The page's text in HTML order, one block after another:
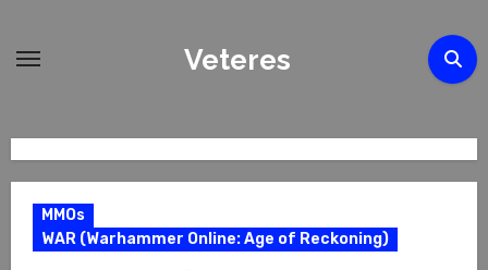
Veteres
MMOs
WAR (Warhammer Online: Age of Reckoning)